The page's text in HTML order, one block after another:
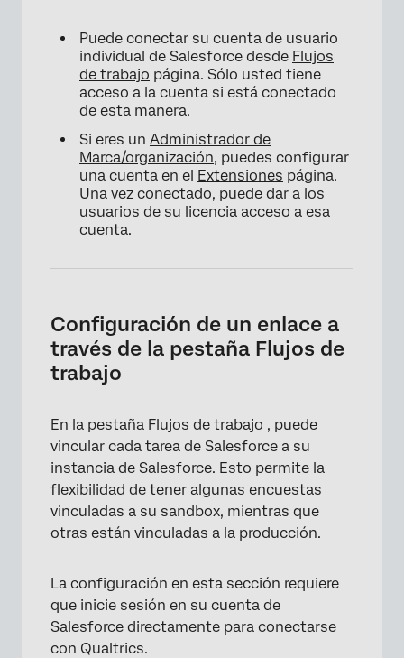
Puede conectar su cuenta de usuario
individual de Salesforce desde Flujos
de trabajo página. Sólo usted tiene
acceso a la cuenta si está conectado
de esta manera.
Si eres un Administrador de
Marca/organización, puedes configurar
una cuenta en el Extensiones página.
Una vez conectado, puede dar a los
usuarios de su licencia acceso a esa
cuenta.
Configuración de un enlace a
través de la pestaña Flujos de
trabajo
En la pestaña Flujos de trabajo , puede
vincular cada tarea de Salesforce a su
instancia de Salesforce. Esto permite la
flexibilidad de tener algunas encuestas
vinculadas a su sandbox, mientras que
otras están vinculadas a la producción.
La configuración en esta sección requiere
que inicie sesión en su cuenta de
Salesforce directamente para conectarse
con Qualtrics.